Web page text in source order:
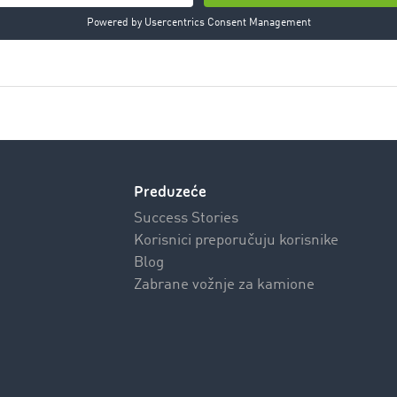
Preduzeće
Success Stories
Korisnici preporučuju korisnike
Blog
Zabrane vožnje za kamione